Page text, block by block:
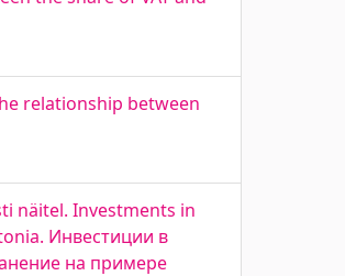
relationship between
näitel. Investments in
Инвестиции в
на примере